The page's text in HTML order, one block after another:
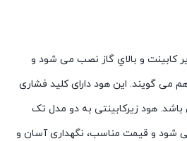
کابينت و بالاي گاز نصب می شود و
می گویند. اين هود دارای کليد فشاری
هود زیرکابینتی به دو مدل تک
شود و قيمت مناسب، نگهداری آسان و